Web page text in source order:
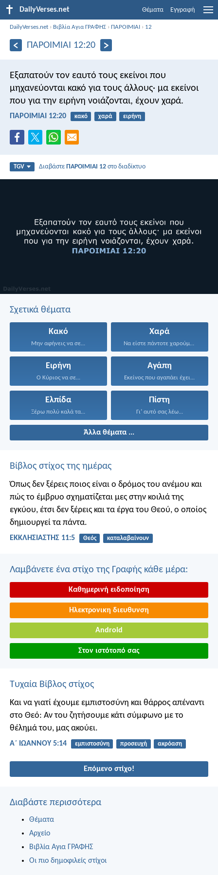
DailyVerses.net Θέματα Εγγραφή
DailyVerses.net › Βιβλία Αγια ΓΡΑΦΗΣ › ΠΑΡΟΙΜΙΑΙ › 12
ΠΑΡΟΙΜΙΑΙ 12:20
Εξαπατούν τον εαυτό τους εκείνοι που
μηχανεύονται κακό για τους άλλους· μα εκείνοι
που για την ειρήνη νοιάζονται, έχουν χαρά.
ΠΑΡΟΙΜΙΑΙ 12:20 κακό χαρά ειρήνη
TGV ΔιαβάστεΠΑΡΟΙΜΙΑΙ 12 στο διαδίκτυο
Σχετικά θέματα
Κακό
Μην αφήνεις να σε...
Χαρά
Να είστε πάντοτε χαρούμενοι...
Ειρήνη
Ο Κύριος να σε...
Αγάπη
Εκείνος που αγαπάει έχει...
Ελπίδα
Ξέρω πολύ καλά τα...
Πίστη
Γι’ αυτό σας λέω...
Άλλα θέματα ...
Βίβλος στίχος της ημέρας
Όπως δεν ξέρεις ποιος είναι ο δρόμος του ανέμου και
πώς το έμβρυο σχηματίζεται μες στην κοιλιά της
εγκύου, έτσι δεν ξέρεις και τα έργα του Θεού, ο οποίος
δημιουργεί τα πάντα.
ΕΚΚΛΗΣΙΑΣΤΗΣ 11:5 Θεός καταλαβαίνουν
Λαμβάνετε ένα στίχο της Γραφής κάθε μέρα:
Καθημερινή ειδοποίηση
Ηλεκτρονικη διευθυνση
Android
Στον ιστότοπό σας
Τυχαία Βίβλος στίχος
Και να γιατί έχουμε εμπιστοσύνη και θάρρος απέναντι
στο Θεό: Αν του ζητήσουμε κάτι σύμφωνο με το
θέλημά του, μας ακούει.
Α΄ ΙΩΑΝΝΟΥ 5:14 εμπιστοσύνη προσευχή ακρόαση
Επόμενο στίχο!
Διαβάστε περισσότερα
Θέματα
Αρχείο
Βιβλία Αγια ΓΡΑΦΗΣ
Οι πιο δημοφιλείς στίχοι